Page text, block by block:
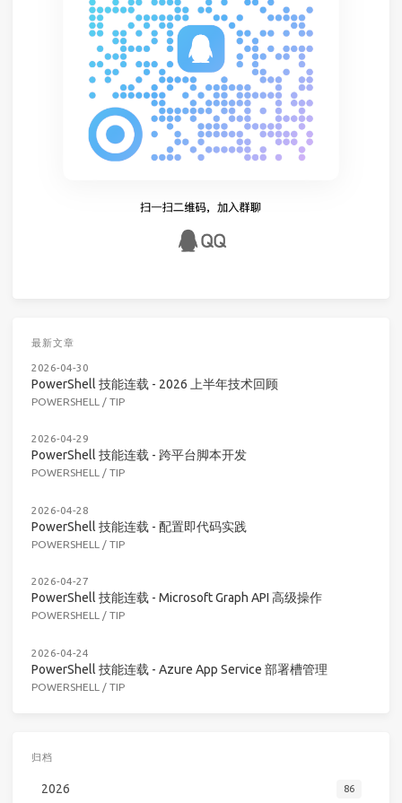
最新文章
2026-04-30
PowerShell 技能连载 - 2026 上半年技术回顾
POWERSHELL / TIP
2026-04-29
PowerShell 技能连载 - 跨平台脚本开发
POWERSHELL / TIP
2026-04-28
PowerShell 技能连载 - 配置即代码实践
POWERSHELL / TIP
2026-04-27
PowerShell 技能连载 - Microsoft Graph API 高级操作
POWERSHELL / TIP
2026-04-24
PowerShell 技能连载 - Azure App Service 部署槽管理
POWERSHELL / TIP
归档
2026 86